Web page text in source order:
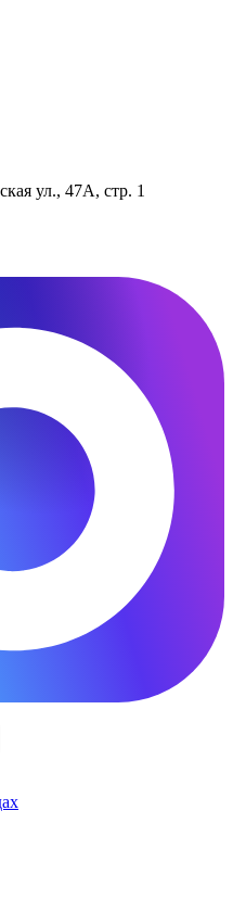
ул., 47А, стр. 1